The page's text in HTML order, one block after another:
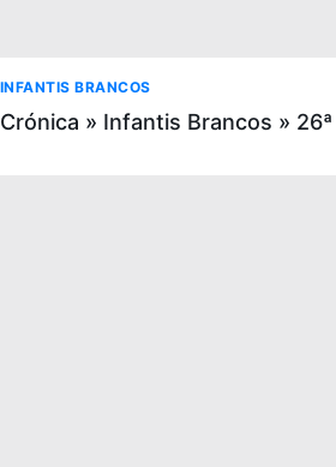
INFANTIS BRANCOS
Crónica » Infantis Brancos »